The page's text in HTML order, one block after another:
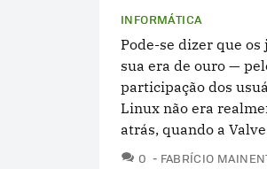
INFORMÁTICA
Pode-se dizer que
sua era de ouro —
participação dos
Linux não era
atrás, quando a
0 COMENTÁRIOS
FABRÍCIO